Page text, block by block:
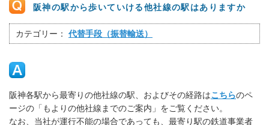
阪神の駅から歩いていける他社線の駅はありますか
カテゴリー： 代替手段（振替輸送）
阪神各駅から最寄りの他社線の駅、およびその経路はこちらのペ
ージの「もよりの他社線までのご案内」をご覧ください。
なお、当社が運行不能の場合であっても、最寄り駅の鉄道事業者